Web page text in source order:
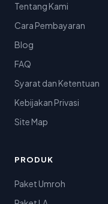
Tentang Kami
Cara Pembayaran
Blog
FAQ
Syarat dan Ketentuan
Kebijakan Privasi
Site Map
PRODUK
Paket Umroh